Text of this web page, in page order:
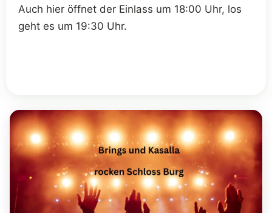
Auch hier öffnet der Einlass um 18:00 Uhr, los
geht es um 19:30 Uhr.